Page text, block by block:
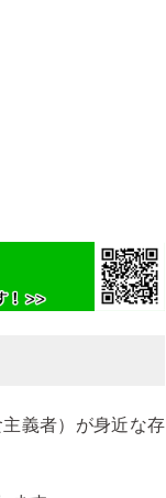
義者）が身近な存